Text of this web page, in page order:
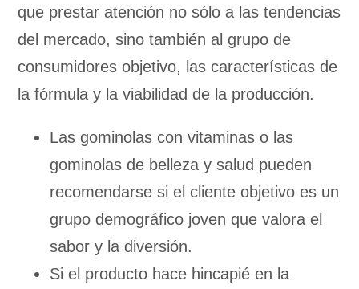
que prestar atención no sólo a las tendencias
del mercado, sino también al grupo de
consumidores objetivo, las características de
la fórmula y la viabilidad de la producción.
Las gominolas con vitaminas o las
gominolas de belleza y salud pueden
recomendarse si el cliente objetivo es un
grupo demográfico joven que valora el
sabor y la diversión.
Si el producto hace hincapié en la